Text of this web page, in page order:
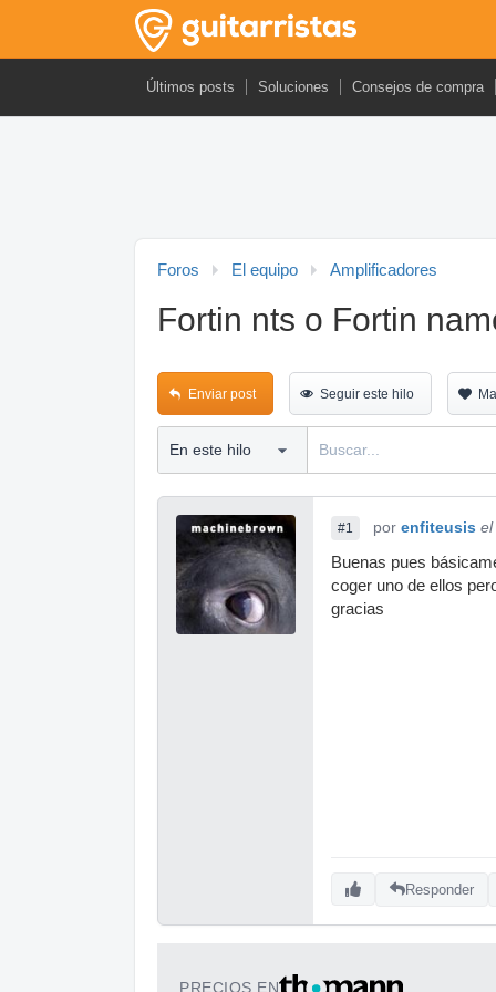
Últimos posts Soluciones Consejos de compra
Foros El equipo Amplificadores
Fortin nts o Fortin
Enviar post Seguir este hilo
#1 por enfiteusis el
Buenas pues
coger uno de ellos
gracias
Responder
PRECIOS EN